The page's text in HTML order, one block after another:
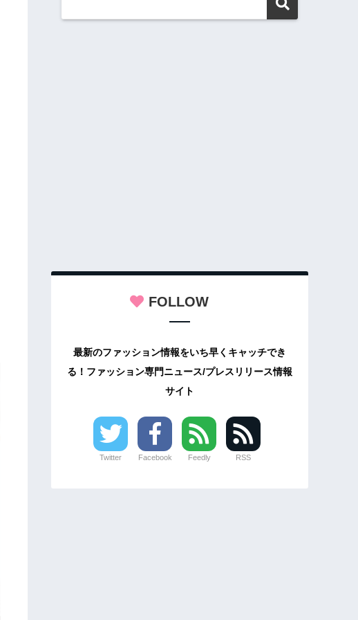
FOLLOW
最新のファッション情報をいち早くキャッチでき
る！ファッション専門ニュース/プレスリリース情報
サイト
Twitter Facebook Feedly RSS